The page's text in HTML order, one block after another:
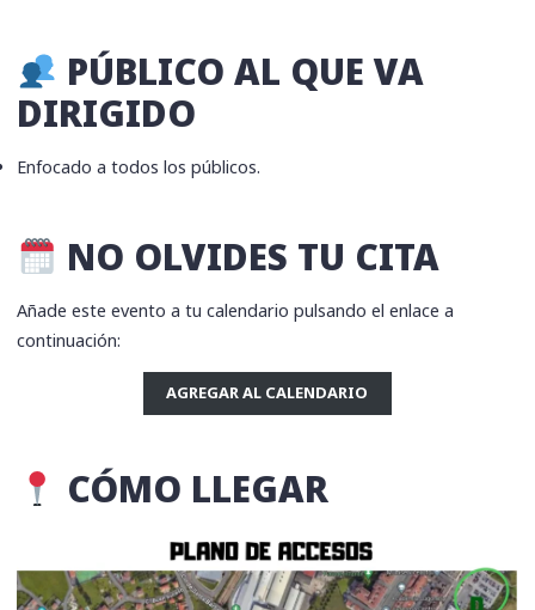
PÚBLICO AL QUE VA
DIRIGIDO
Enfocado a todos los públicos.
​ NO OLVIDES TU CITA
Añade este evento a tu calendario pulsando el enlace a
continuación:
AGREGAR AL CALENDARIO
CÓMO LLEGAR